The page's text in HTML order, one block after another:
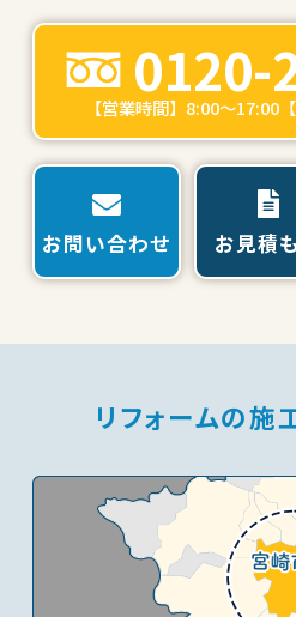
0120-
【営業時間】8:00～17:00
お問い合わせ お見積
リフォームの施